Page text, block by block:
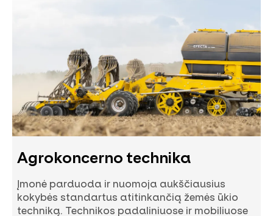
Agrokoncerno technika
Įmonė parduoda ir nuomoja aukščiausius
kokybės standartus atitinkančią žemės ūkio
techniką. Technikos padaliniuose ir mobiliuose